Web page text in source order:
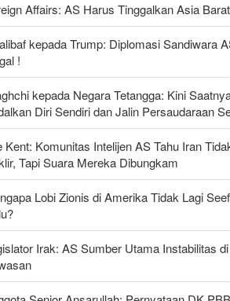
Affairs: AS Harus Tinggalkan Asia Barat
kepada Trump: Diplomasi Sandiwara
!
kepada Negara Tetangga: Kini
Diri Sendiri dan Jalin Persaudaraan
Kent: Komunitas Intelijen AS Tahu Iran
Tapi Suara Mereka Dibungkam
Lobi Zionis di Amerika Tidak Lagi
Irak: AS Sumber Utama Instabilitas di